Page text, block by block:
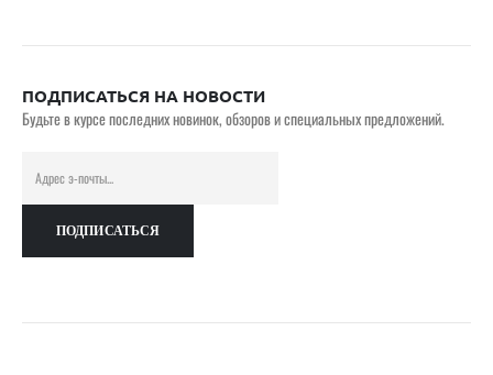
ПОДПИСАТЬСЯ НА НОВОСТИ
Будьте в курсе последних новинок, обзоров и специальных предложений.